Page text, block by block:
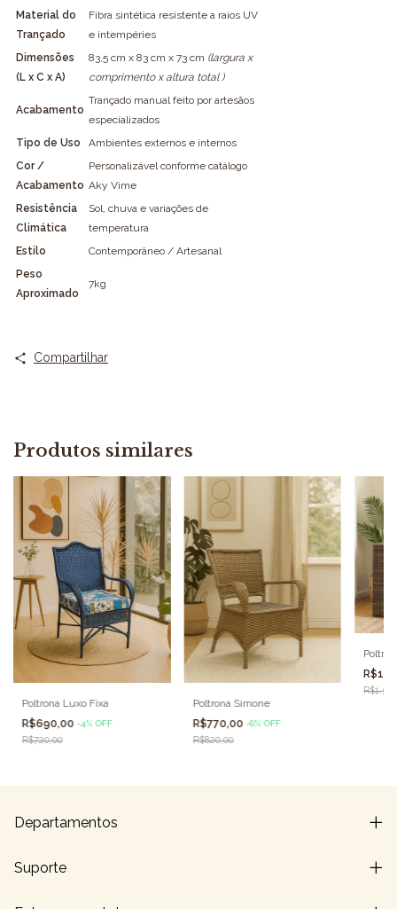
Material do
Trançado
Fibra sintética resistente a raios UV
e intempéries
Dimensões
(L x C x A)
83,5 cm x 83 cm x 73 cm (largura x
comprimento x altura total )
Acabamento
Trançado manual feito por artesãos
especializados
Tipo de Uso
Ambientes externos e internos
Cor /
Acabamento
Personalizável conforme catálogo
Aky Vime
Resistência
Climática
Sol, chuva e variações de
temperatura
Estilo
Contemporâneo / Artesanal
Peso
Aproximado
7kg
Compartilhar
Produtos similares
Poltrona Luxo Fixa
R$690,00 -4%OFF
R$720,00
Poltrona Simone
R$770,00 -6%OFF
R$820,00
Departamentos
Suporte